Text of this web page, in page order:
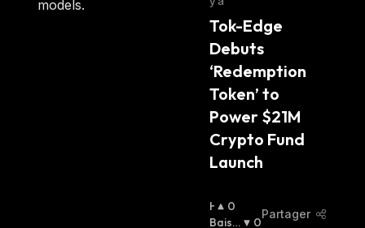
models.
E
R
:
Tok-Edge
Debuts
‘Redemption
Token’ to
Power $21M
Crypto Fund
Launch
H
A
0
Baissi
0
Partager